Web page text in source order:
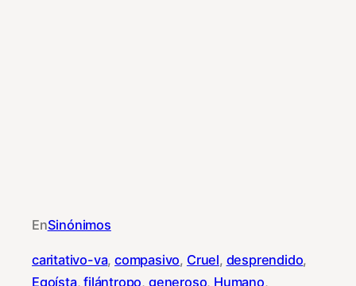
EnSinónimos
caritativo-va, compasivo, Cruel, desprendido
Egoísta, filántropo, generoso, Humano